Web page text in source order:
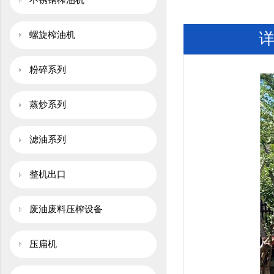
螺旋榨油机
粉碎系列
蒸炒系列
滤油系列
整机出口
废油废料压榨设备
压扁机